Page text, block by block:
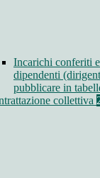
Incarichi conferiti
dipendenti
pubblicare in
collettiva